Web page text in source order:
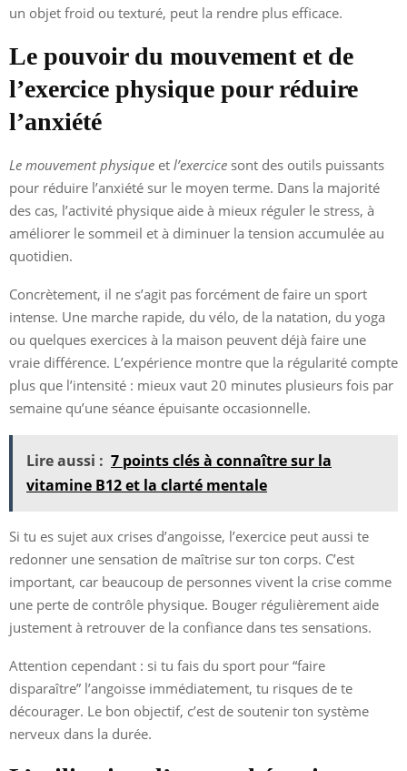
un objet froid ou texturé, peut la rendre plus efficace.
Le pouvoir du mouvement et de
l’exercice physique pour réduire
l’anxiété
Le mouvement physique et l’exercice sont des outils puissants
pour réduire l’anxiété sur le moyen terme. Dans la majorité
des cas, l’activité physique aide à mieux réguler le stress, à
améliorer le sommeil et à diminuer la tension accumulée au
quotidien.
Concrètement, il ne s’agit pas forcément de faire un sport
intense. Une marche rapide, du vélo, de la natation, du yoga
ou quelques exercices à la maison peuvent déjà faire une
vraie différence. L’expérience montre que la régularité compte
plus que l’intensité : mieux vaut 20 minutes plusieurs fois par
semaine qu’une séance épuisante occasionnelle.
Lire aussi : 7 points clés à connaître sur la
vitamine B12 et la clarté mentale
Si tu es sujet aux crises d’angoisse, l’exercice peut aussi te
redonner une sensation de maîtrise sur ton corps. C’est
important, car beaucoup de personnes vivent la crise comme
une perte de contrôle physique. Bouger régulièrement aide
justement à retrouver de la confiance dans tes sensations.
Attention cependant : si tu fais du sport pour “faire
disparaître” l’angoisse immédiatement, tu risques de te
décourager. Le bon objectif, c’est de soutenir ton système
nerveux dans la durée.